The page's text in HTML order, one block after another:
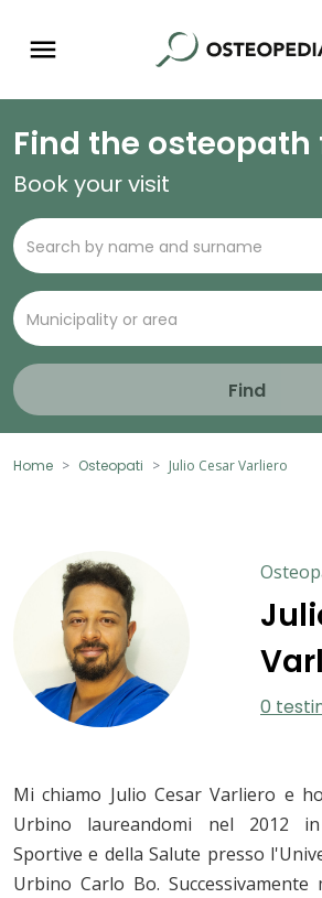
Find the osteopath
Book your visit
Find
Home Osteopati Julio Cesar Varliero
0
Mi chiamo Julio Cesar Varliero e
Urbino laureandomi nel 2012
Sportive e della Salute presso
Urbino Carlo Bo.